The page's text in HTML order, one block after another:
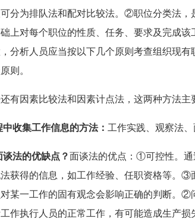
分为排队法和配对比较法。②职位分类法，
上对每个职位的性质、任务、要求及完成
分析人员应当按以下几个原则考查组织现
则。
因素比较法和因素计点法，这两种方法主
收集工作信息的方法： 工作实践、观察法
法的优缺点？面谈法的优点：①可控性。
获得的信息，如工作经验、任职资格等。
某一工作的固有观念会影响正确的判断。②
作执行人员的正常工作，有可能造成生产